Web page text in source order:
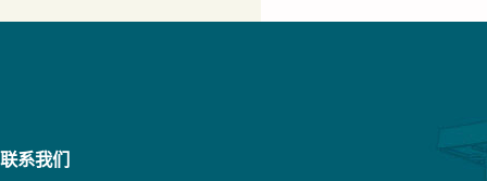
联系我们